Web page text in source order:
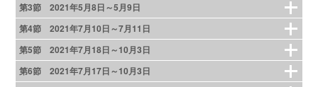
第3節 2021年5月8日～5月9日
第4節 2021年7月10日～7月11日
第5節 2021年7月18日～10月3日
第6節 2021年7月17日～10月3日